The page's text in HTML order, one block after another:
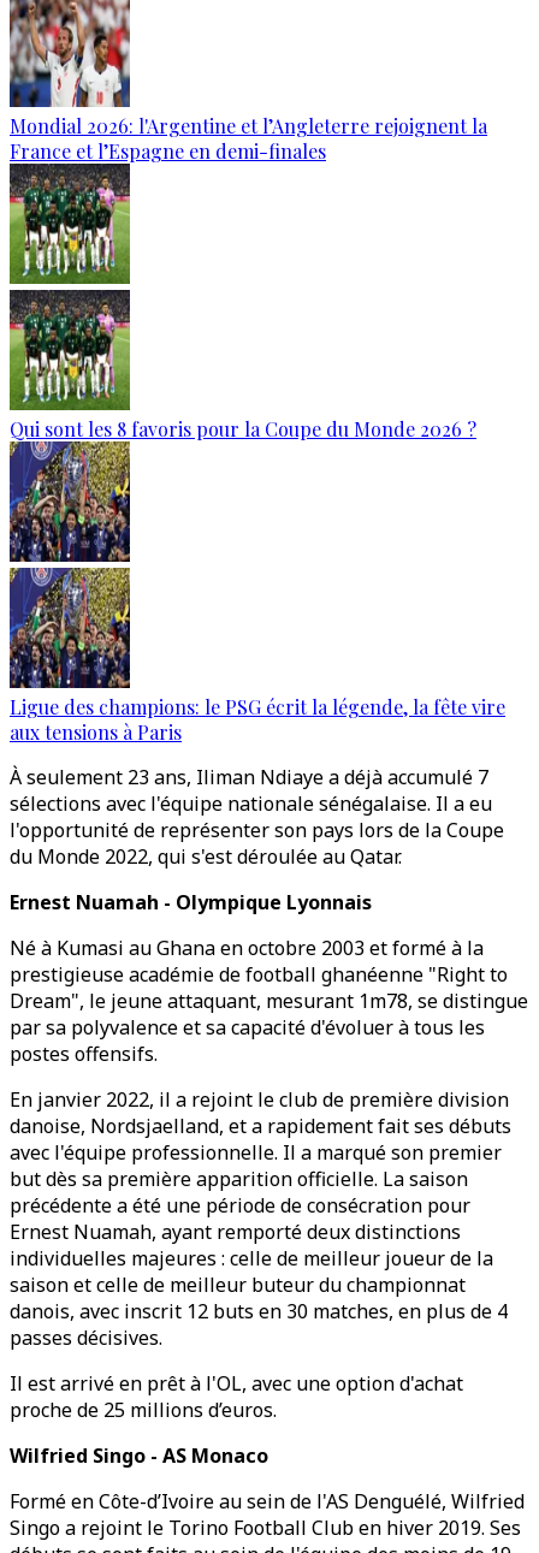
Mondial 2026: l'Argentine et l’Angleterre rejoignent la
France et l’Espagne en demi-finales
Qui sont les 8 favoris pour la Coupe du Monde 2026 ?
Ligue des champions: le PSG écrit la légende, la fête vire
aux tensions à Paris
À seulement 23 ans, Iliman Ndiaye a déjà accumulé 7
sélections avec l'équipe nationale sénégalaise. Il a eu
l'opportunité de représenter son pays lors de la Coupe
du Monde 2022, qui s'est déroulée au Qatar.
Ernest Nuamah - Olympique Lyonnais
Né à Kumasi au Ghana en octobre 2003 et formé à la
prestigieuse académie de football ghanéenne "Right to
Dream", le jeune attaquant, mesurant 1m78, se distingue
par sa polyvalence et sa capacité d'évoluer à tous les
postes offensifs.
En janvier 2022, il a rejoint le club de première division
danoise, Nordsjaelland, et a rapidement fait ses débuts
avec l'équipe professionnelle. Il a marqué son premier
but dès sa première apparition officielle. La saison
précédente a été une période de consécration pour
Ernest Nuamah, ayant remporté deux distinctions
individuelles majeures : celle de meilleur joueur de la
saison et celle de meilleur buteur du championnat
danois, avec inscrit 12 buts en 30 matches, en plus de 4
passes décisives.
Il est arrivé en prêt à l'OL, avec une option d'achat
proche de 25 millions d’euros.
Wilfried Singo - AS Monaco
Formé en Côte-d’Ivoire au sein de l'AS Denguélé, Wilfried
Singo a rejoint le Torino Football Club en hiver 2019. Ses